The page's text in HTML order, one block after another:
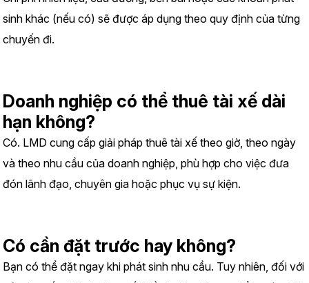
sinh khác (nếu có) sẽ được áp dụng theo quy định của từng
chuyến đi.
Doanh nghiệp có thể thuê tài xế dài
hạn không?
Có. LMD cung cấp giải pháp thuê tài xế theo giờ, theo ngày
và theo nhu cầu của doanh nghiệp, phù hợp cho việc đưa
đón lãnh đạo, chuyên gia hoặc phục vụ sự kiện.
Có cần đặt trước hay không?
Bạn có thể đặt ngay khi phát sinh nhu cầu. Tuy nhiên, đối với